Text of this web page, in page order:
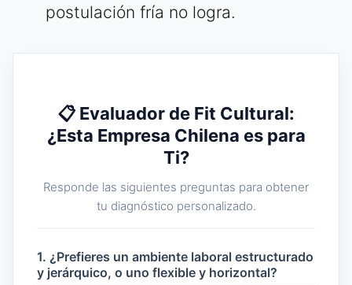
postulación fría no logra.
📋 Evaluador de Fit Cultural:
¿Esta Empresa Chilena es para
Ti?
Responde las siguientes preguntas para obtener
tu diagnóstico personalizado.
1. ¿Prefieres un ambiente laboral estructurado
y jerárquico, o uno flexible y horizontal?